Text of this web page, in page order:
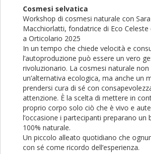
Cosmesi selvatica
Workshop di cosmesi naturale con
Macchiorlatti, fondatrice di Eco Celeste
a Orticolario 2025
In un tempo che chiede velocità e
l’autoproduzione può essere un vero
rivoluzionario. La cosmesi naturale non
un’alternativa ecologica, ma anche un
prendersi cura di sé con
attenzione. È la scelta di mettere in
proprio corpo solo ciò che è vivo e
l’occasione i partecipanti preparano un
100% naturale.
Un piccolo alleato quotidiano che
con sé come ricordo dell’esperienza.